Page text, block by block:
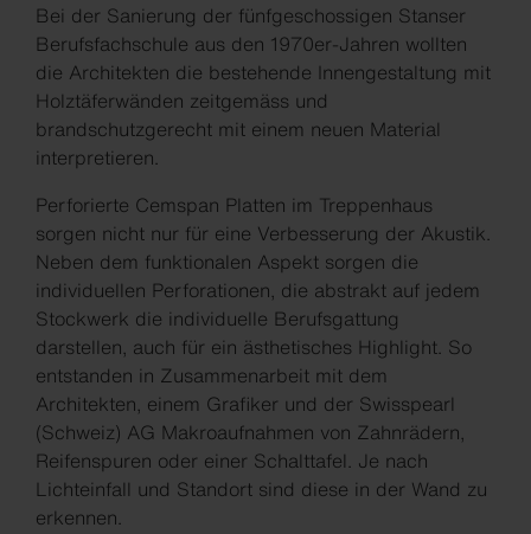
Bei der Sanierung der fünfgeschossigen Stanser
Berufsfachschule aus den 1970er-Jahren wollten
die Architekten die bestehende Innengestaltung mit
Holztäferwänden zeitgemäss und
brandschutzgerecht mit einem neuen Material
interpretieren.
Perforierte Cemspan Platten im Treppenhaus
sorgen nicht nur für eine Verbesserung der Akustik.
Neben dem funktionalen Aspekt sorgen die
individuellen Perforationen, die abstrakt auf jedem
Stockwerk die individuelle Berufsgattung
darstellen, auch für ein ästhetisches Highlight. So
entstanden in Zusammenarbeit mit dem
Architekten, einem Grafiker und der Swisspearl
(Schweiz) AG Makroaufnahmen von Zahnrädern,
Reifenspuren oder einer Schalttafel. Je nach
Lichteinfall und Standort sind diese in der Wand zu
erkennen.